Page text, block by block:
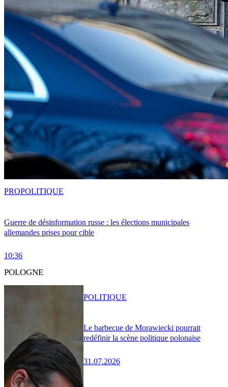
Guerre de désinformation russe : les élections municipales
allemandes prises pour cible
10:36
PROPOLITIQUE
POLOGNE
Le barbecue de Morawiecki pourrait
redéfinir la scène politique polonaise
31.07.2026
POLITIQUE